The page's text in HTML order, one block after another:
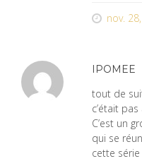
nov.
IPOMEE
tout de
c’était
C’est un
qui se
cette